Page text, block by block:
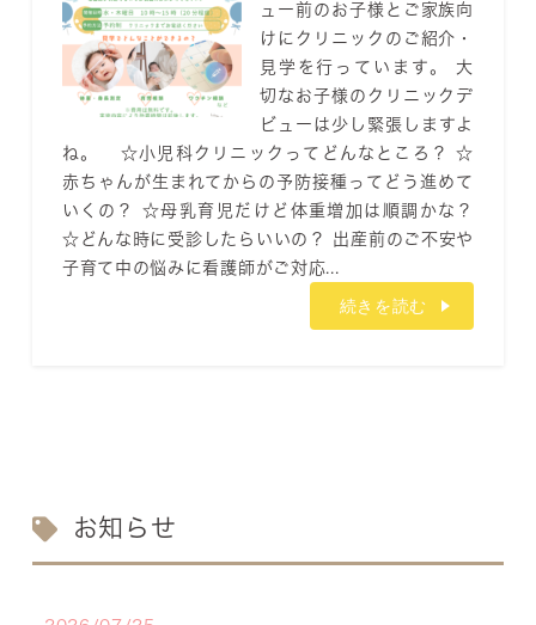
ュー前のお子様とご家族向
けにクリニックのご紹介・
見学を行っています。 大
切なお子様のクリニックデ
ビューは少し緊張しますよ
ね。 ☆小児科クリニックってどんなところ？ ☆
赤ちゃんが生まれてからの予防接種ってどう進めて
いくの？ ☆母乳育児だけど体重増加は順調かな？
☆どんな時に受診したらいいの？ 出産前のご不安や
子育て中の悩みに看護師がご対応...
続きを読む
お知らせ